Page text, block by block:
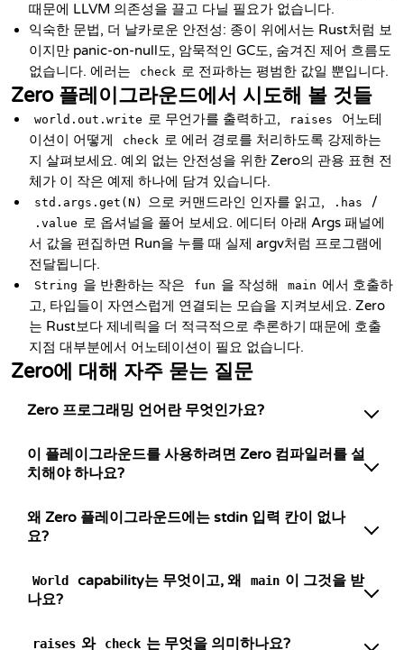
때문에 LLVM 의존성을 끌고 다닐 필요가 없습니다.
익숙한 문법, 더 날카로운 안전성: 종이 위에서는 Rust처럼 보
이지만 panic-on-null도, 암묵적인 GC도, 숨겨진 제어 흐름도
없습니다. 에러는
check 로 전파하는 평범한 값일 뿐입니다.
Zero 플레이그라운드에서 시도해 볼 것들
world.out.write 로 무언가를 출력하고, raises
어노테
이션이 어떻게
check 로 에러 경로를 처리하도록 강제하는
지 살펴보세요. 예외 없는 안전성을 위한 Zero의 관용 표현 전
체가 이 작은 예제 하나에 담겨 있습니다.
std.args.get(N) 으로 커맨드라인 인자를 읽고, .has /
.value 로 옵셔널을 풀어 보세요. 에디터 아래 Args 패널에
서 값을 편집하면 Run을 누를 때 실제 argv처럼 프로그램에
전달됩니다.
String 을 반환하는 작은 fun 을 작성해 main 에서 호출하
고, 타입들이 자연스럽게 연결되는 모습을 지켜보세요. Zero
는 Rust보다 제네릭을 더 적극적으로 추론하기 때문에 호출
지점 대부분에서 어노테이션이 필요 없습니다.
Zero에 대해 자주 묻는 질문
Zero 프로그래밍 언어란 무엇인가요?
이 플레이그라운드를 사용하려면 Zero 컴파일러를 설
치해야 하나요?
왜 Zero 플레이그라운드에는 stdin 입력 칸이 없나
요?
World capability는 무엇이고, 왜 main 이 그것을 받
나요?
raises 와 check 는 무엇을 의미하나요?